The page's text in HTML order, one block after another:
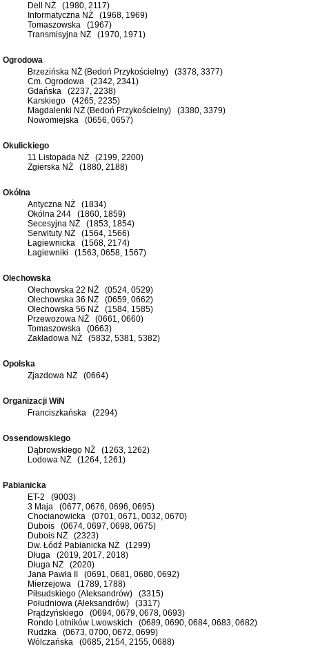
Dell NŻ (1980, 2117)
Informatyczna NŻ (1968, 1969)
Tomaszowska (1967)
Transmisyjna NŻ (1970, 1971)
Ogrodowa
Brzezińska NŻ (Bedoń Przykościelny) (3378, 3377)
Cm. Ogrodowa (2342, 2341)
Gdańska (2237, 2238)
Karskiego (4265, 2235)
Magdalenki NŻ (Bedoń Przykościelny) (3380, 3379)
Nowomiejska (0656, 0657)
Okulickiego
11 Listopada NŻ (2199, 2200)
Zgierska NŻ (1880, 2188)
Okólna
Antyczna NŻ (1834)
Okólna 244 (1860, 1859)
Secesyjna NŻ (1853, 1854)
Serwituty NŻ (1564, 1566)
Łagiewnicka (1568, 2174)
Łagiewniki (1563, 0658, 1567)
Olechowska
Olechowska 22 NŻ (0524, 0529)
Olechowska 36 NŻ (0659, 0662)
Olechowska 56 NŻ (1584, 1585)
Przewozowa NŻ (0661, 0660)
Tomaszowska (0663)
Zakładowa NŻ (5832, 5381, 5382)
Opolska
Zjazdowa NŻ (0664)
Organizacji WiN
Franciszkańska (2294)
Ossendowskiego
Dąbrowskiego NŻ (1263, 1262)
Lodowa NŻ (1264, 1261)
Pabianicka
ET-2 (9003)
3 Maja (0677, 0676, 0696, 0695)
Chocianowicka (0701, 0671, 0032, 0670)
Dubois (0674, 0697, 0698, 0675)
Dubois NŻ (2323)
Dw. Łódź Pabianicka NŻ (1299)
Długa (2019, 2017, 2018)
Długa NŻ (2020)
Jana Pawła II (0691, 0681, 0680, 0692)
Mierzejowa (1789, 1788)
Piłsudskiego (Aleksandrów) (3315)
Południowa (Aleksandrów) (3317)
Prądzyńskiego (0694, 0679, 0678, 0693)
Rondo Lotników Lwowskich (0689, 0690, 0684, 0683, 0682)
Rudzka (0673, 0700, 0672, 0699)
Wólczańska (0685, 2154, 2155, 0688)